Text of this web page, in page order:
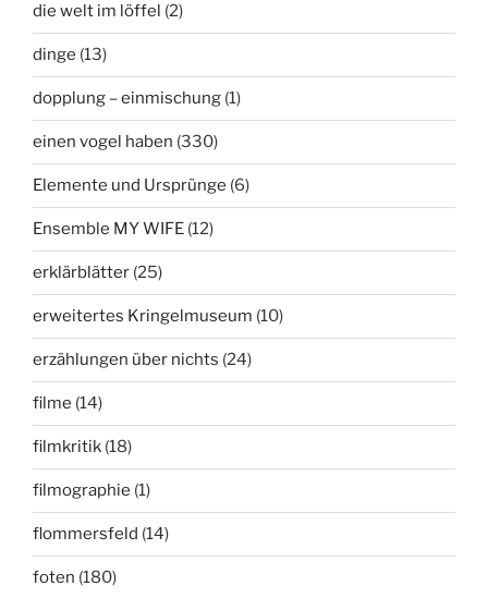
die welt im löffel (2)
dinge (13)
dopplung – einmischung (1)
einen vogel haben (330)
Elemente und Ursprünge (6)
Ensemble MY WIFE (12)
erklärblätter (25)
erweitertes Kringelmuseum (10)
erzählungen über nichts (24)
filme (14)
filmkritik (18)
filmographie (1)
flommersfeld (14)
foten (180)